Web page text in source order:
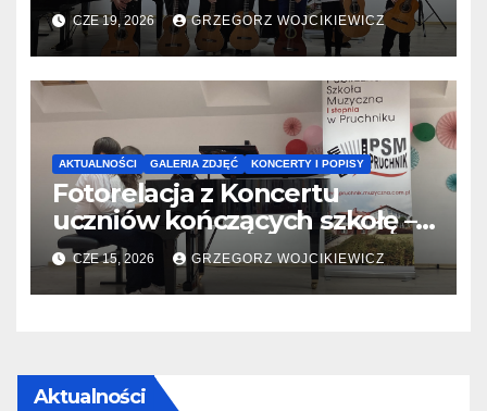
CZE 19, 2026 GRZEGORZ WOJCIKIEWICZ
AKTUALNOŚCI GALERIA ZDJĘĆ KONCERTY I POPISY
Fotorelacja z Koncertu
uczniów kończących szkołę –
10.06.2026
CZE 15, 2026 GRZEGORZ WOJCIKIEWICZ
Aktualności